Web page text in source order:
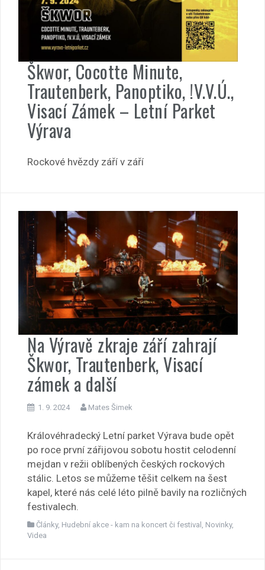
Škwor, Cocotte Minute,
Trautenberk, Panoptiko, !V.V.Ú.,
Visací Zámek – Letní Parket
Výrava
Rockové hvězdy září v září
Na Výravě zkraje září zahrají
Škwor, Trautenberk, Visací
zámek a další
1. 9. 2024 Mates Šimek
Královéhradecký Letní parket Výrava bude opět
po roce první zářijovou sobotu hostit celodenní
mejdan v režii oblíbených českých rockových
stálic. Letos se můžeme těšit celkem na šest
kapel, které nás celé léto pilně bavily na rozličných
festivalech.
Články, Hudební akce - kam na koncert či festival Novinky,
Videa